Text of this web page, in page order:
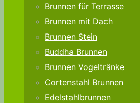
Brunnen für Terrasse
Brunnen mit Dach
Brunnen Stein
Buddha Brunnen
Brunnen Vogeltränke
Cortenstahl Brunnen
Edelstahlbrunnen